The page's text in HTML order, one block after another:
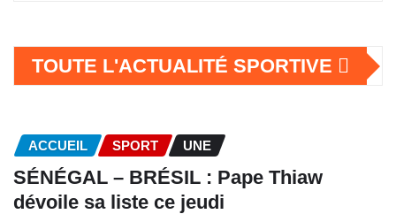
TOUTE L'ACTUALITÉ SPORTIVE
ACCUEIL SPORT UNE
SÉNÉGAL – BRÉSIL : Pape Thiaw
dévoile sa liste ce jeudi